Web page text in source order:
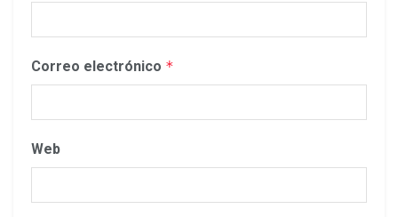
Correo electrónico *
Web